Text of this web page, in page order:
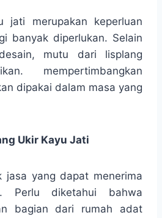
jati merupakan keperluan
banyak diperlukan. Selain
mutu dari lisplang
mempertimbangkan
dipakai dalam masa yang
Ukir Kayu Jati
jasa yang dapat menerima
Perlu diketahui bahwa
bagian dari rumah adat